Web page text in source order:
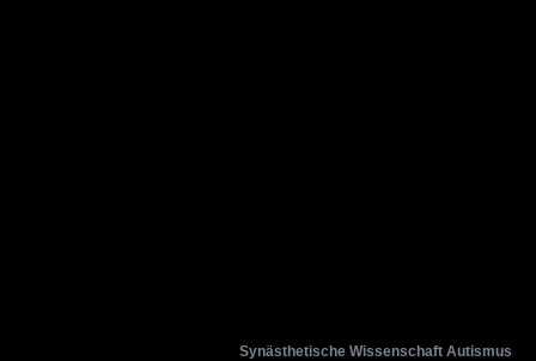
Synästhetische Wissenschaft Autismus